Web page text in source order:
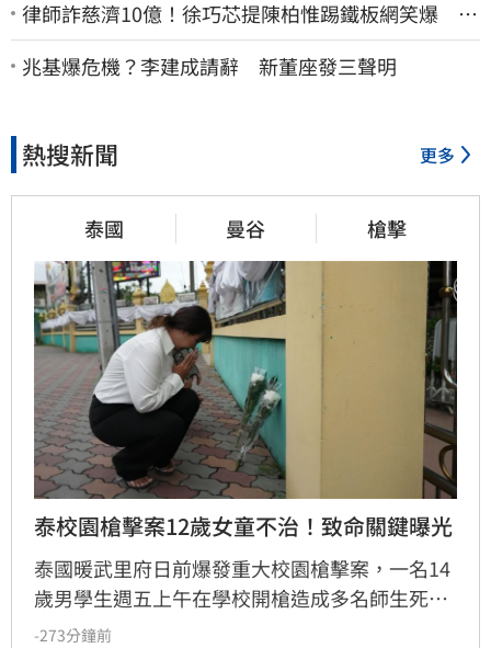
律師詐慈濟10億！徐巧芯提陳柏惟踢鐵板網笑爆 律
師再曬1照補刀
兆基爆危機？李建成請辭 新董座發三聲明
熱搜新聞 更多
泰國 曼谷 槍擊
泰校園槍擊案12歲女童不治！致命關鍵曝光
泰國暖武里府日前爆發重大校園槍擊案，一名14
歲男學生週五上午在學校開槍造成多名師生死
傷，之後舉槍自盡，且嫌犯被懷疑案發前已在家
-273分鐘前